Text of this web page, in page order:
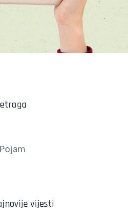
vijesti